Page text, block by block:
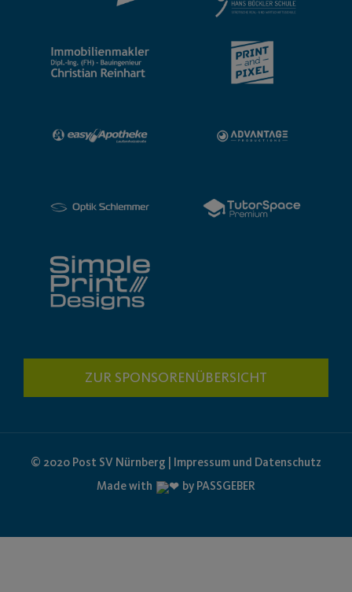
ZUR SPONSORENÜBERSICHT
© 2020 Post SV Nürnberg | Impressum und Datenschutz
Made with
by PASSGEBER